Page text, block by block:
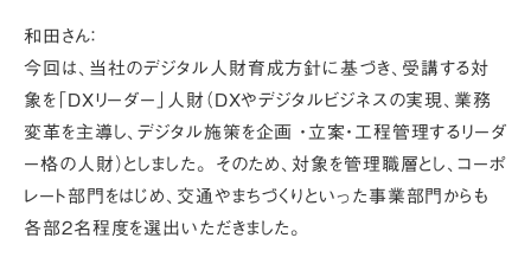
和田さん：
今回は、当社のデジタル人財育成方針に基づき、受講する対
象を「DXリーダー」人財（DXやデジタルビジネスの実現、業務
変革を主導し、デジタル施策を企画 ・立案・工程管理するリーダ
ー格の人財）としました。 そのため、対象を管理職層とし、コーポ
レート部門をはじめ、交通やまちづくりといった事業部門からも
各部2名程度を選出いただきました。